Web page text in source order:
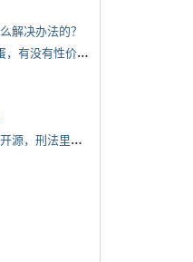
解决办法的？
*
想请教有经验的蛋友，想给媳妇7夕买个跳蛋，有没有性价比高的推荐
*
有啥搞钱的路子吗，开源节流都行，主要是开源，刑法里的咱不做